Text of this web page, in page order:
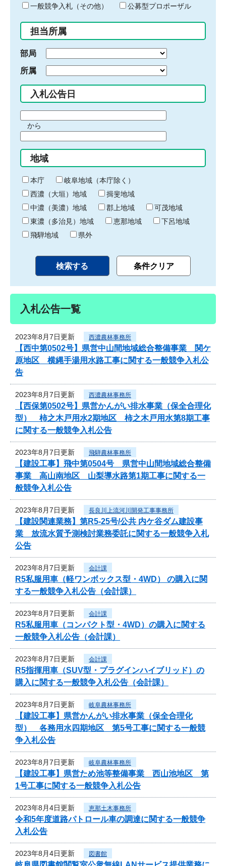
ド
入
力
一般競争入札（その他）
公募型プロポーザル
担当所属
部局
所属
入札公告日
間
始
り
から
間
終
わ
り
地域
本庁
岐阜地域（本庁除く）
西濃（大垣）地域
揖斐地域
中濃（美濃）地域
郡上地域
可茂地域
東濃（多治見）地域
恵那地域
下呂地域
飛騨地域
県外
入札公告一覧
2023年8月7日更新 西濃農林事務所
【西中第0502号】県営中山間地域総合整備事業 関ケ
原地区 横縄手湯用水路工事に関する一般競争入札公
告
2023年8月7日更新 西濃農林事務所
【西保第0502号】県営かんがい排水事業（保全合理化
型） 柿之木戸用水2期地区 柿之木戸用水第8期工事
に関する一般競争入札公告
2023年8月7日更新 飛騨農林事務所
【建設工事】飛中第0504号 県営中山間地域総合整備
事業 高山南地区 山梨導水路第1期工事に関する一
般競争入札公告
2023年8月7日更新 長良川上流河川開発工事事務所
【建設関連業務】第R5-25号/公共 内ケ谷ダム建設事
業 放流水質予測検討業務委託に関する一般競争入札
公告
2023年8月7日更新 会計課
R5私服用車（軽ワンボックス型・4WD） の購入に関
する一般競争入札公告（会計課）
2023年8月7日更新 会計課
R5私服用車（コンパクト型・4WD）の購入に関する
一般競争入札公告（会計課）
2023年8月7日更新 会計課
R5指揮用車（SUV型・プラグインハイブリッド）の
購入に関する一般競争入札公告（会計課）
2023年8月7日更新 岐阜農林事務所
【建設工事】県営かんがい排水事業（保全合理化
型） 各務用水四期地区 第5号工事に関する一般競
争入札公告
2023年8月7日更新 岐阜農林事務所
【建設工事】県営ため池等整備事業 西山池地区 第
1号工事に関する一般競争入札公告
2023年8月4日更新 恵那土木事務所
令和5年度道路パトロール車の調達に関する一般競争
入札公告
2023年8月4日更新 図書館